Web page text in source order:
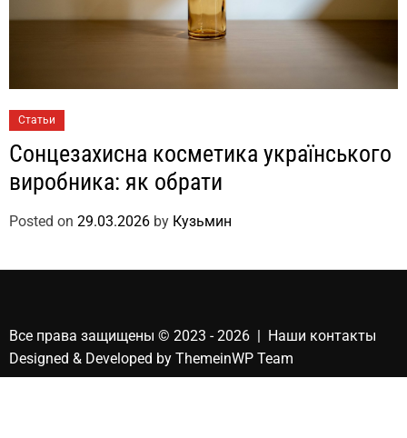
Статьи
Сонцезахисна косметика українського
виробника: як обрати
Posted on 29.03.2026 by Кузьмин
Все права защищены © 2023 - 2026 | Наши контакты
Designed & Developed by ThemeinWP Team